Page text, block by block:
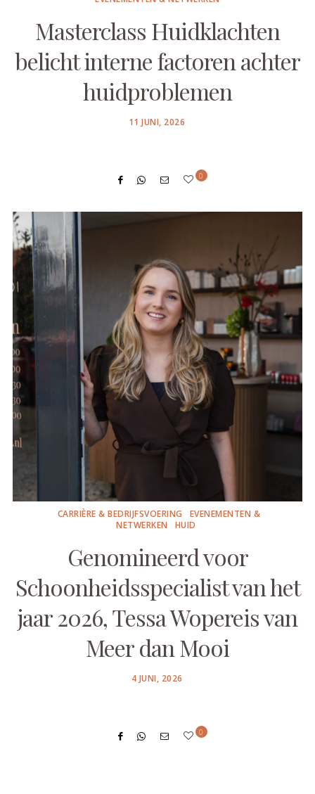
Masterclass Huidklachten
belicht interne factoren achter
huidproblemen
POSTED
11 JUNI, 2026
0
CARRIÈRE & BEDRIJFSVOERING
EVENEMENTEN &
NETWERKEN
HUID
Genomineerd voor
Schoonheidsspecialist van het
jaar 2026, Tessa Wopereis van
Meer dan Mooi
POSTED
4 JUNI, 2026
0